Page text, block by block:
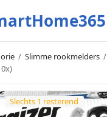
/ Slimme rookmelders /
Slechts 1 resterend